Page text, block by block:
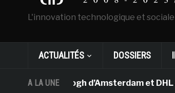
L'innovation technologique et
ACTUALITÉS DOSSIERS
A LA UNE
Van Gogh d’Amsterdam et DHL